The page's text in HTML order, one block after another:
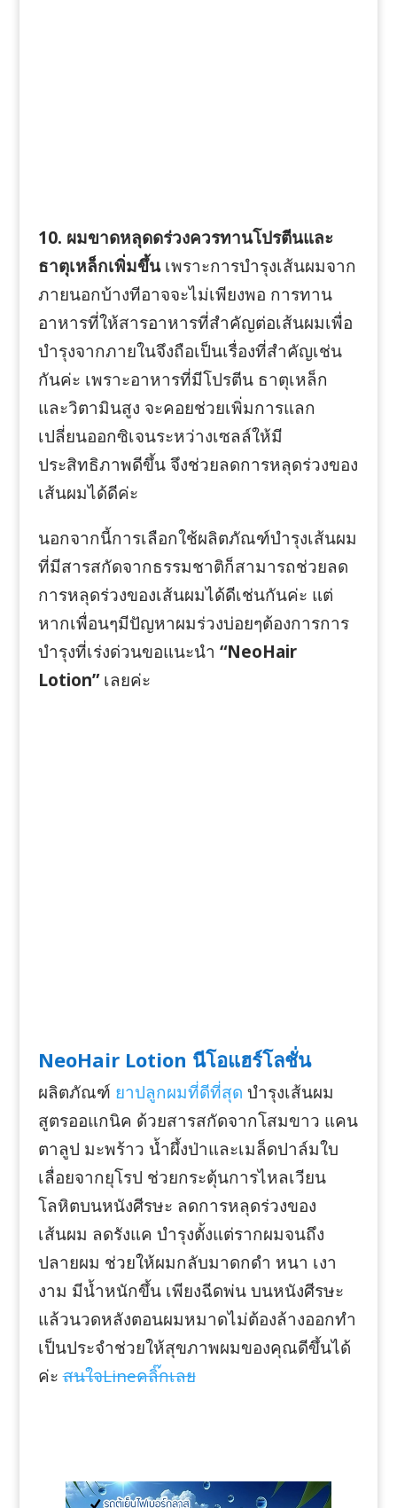
10. ผมขาดหลุดดร่วงควรทานโปรตีนและ
ธาตุเหล็กเพิ่มขึ้นเพราะการบำรุงเส้นผมจาก
ภายนอกบ้างทีอาจจะไม่เพียงพอ การทาน
อาหารที่ให้สารอาหารที่สำคัญต่อเส้นผมเพื่อ
บำรุงจากภายในจึงถือเป็นเรื่องที่สำคัญเช่น
กันค่ะ เพราะอาหารที่มีโปรตีน ธาตุเหล็ก
และวิตามินสูง จะคอยช่วยเพิ่มการแลก
เปลี่ยนออกซิเจนระหว่างเซลล์ให้มี
ประสิทธิภาพดีขึ้น จึงช่วยลดการหลุดร่วงของ
เส้นผมได้ดีค่ะ
นอกจากนี้การเลือกใช้ผลิตภัณฑ์บำรุงเส้นผม
ที่มีสารสกัดจากธรรมชาติก็สามารถช่วยลด
การหลุดร่วงของเส้นผมได้ดีเช่นกันค่ะ แต่
หากเพื่อนๆมีปัญหาผมร่วงบ่อยๆต้องการการ
บำรุงที่เร่งด่วนขอแนะนำ “NeoHair
Lotion”เลยค่ะ
NeoHair Lotion นีโอแฮร์โลชั่น
ผลิตภัณฑ์ ยาปลูกผมที่ดีที่สุด บำรุงเส้นผม
สูตรออแกนิค ด้วยสารสกัดจากโสมขาว แคน
ตาลูป มะพร้าว น้ำผึ้งป่าและเมล็ดปาล์มใบ
เลื่อยจากยุโรป ช่วยกระตุ้นการไหลเวียน
โลหิตบนหนังศีรษะ ลดการหลุดร่วงของ
เส้นผม ลดรังแค บำรุงตั้งแต่รากผมจนถึง
ปลายผม ช่วยให้ผมกลับมาดกดำ หนา เงา
งาม มีน้ำหนักขึ้น เพียงฉีดพ่น บนหนังศีรษะ
แล้วนวดหลังตอนผมหมาดไม่ต้องล้างออกทำ
เป็นประจำช่วยให้สุขภาพผมของคุณดีขึ้นได้
ค่ะสนใจLineคลิ๊กเลย